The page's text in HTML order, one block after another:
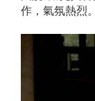
作，氣氛熱烈。